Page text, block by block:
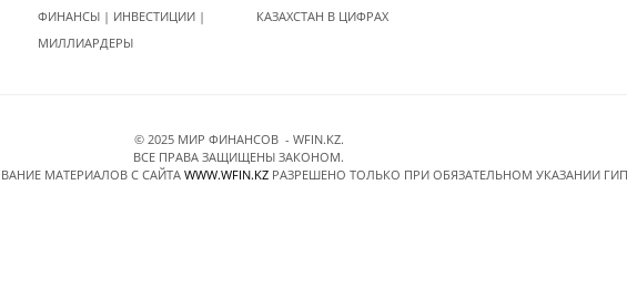
ФИНАНСЫ | ИНВЕСТИЦИИ |
МИЛЛИАРДЕРЫ
КАЗАХСТАН В ЦИФРАХ
© 2025 МИР ФИНАНСОВ - WFIN.KZ.
ВСЕ ПРАВА ЗАЩИЩЕНЫ ЗАКОНОМ.
МАТЕРИАЛОВ C САЙТАWWW.WFIN.KZ РАЗРЕШЕНО ТОЛЬКО ПРИ ОБЯЗАТЕЛЬНОМ УКАЗАНИИ